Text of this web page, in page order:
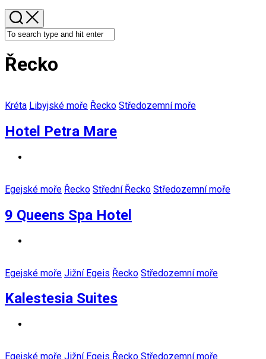
Řecko
Kréta Libyjské moře Řecko Středozemní moře
Hotel Petra Mare
Egejské moře Řecko Střední Řecko Středozemní moře
9 Queens Spa Hotel
Egejské moře Jižní Egeis Řecko Středozemní moře
Kalestesia Suites
Egejské moře Jižní Egeis Řecko Středozemní moře